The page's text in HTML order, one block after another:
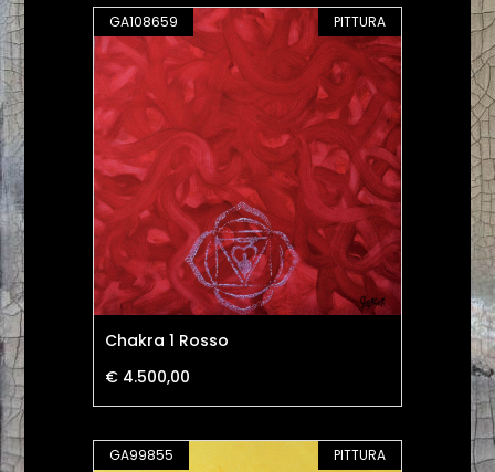
GA108659 PITTURA
Chakra 1 Rosso
€ 4.500,00
GA99855 PITTURA